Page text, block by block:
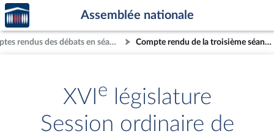
Aller au contenu
Aller en bas de la page
Accèder
à la
page
d'accueil
Assemblée nationale
Comptes rendus des débats en séance Compte rendu de la troisième séance du mardi 07 février 2023
XVI e
législature
Session ordinaire de